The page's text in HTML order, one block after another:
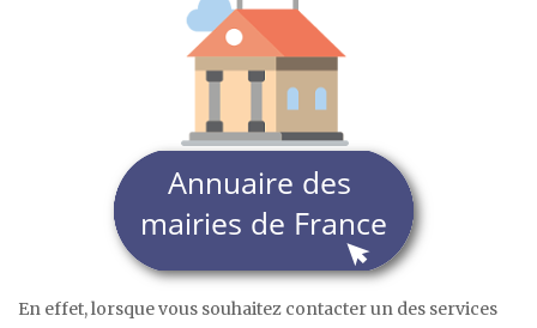
En effet, lorsque vous souhaitez contacter un des services